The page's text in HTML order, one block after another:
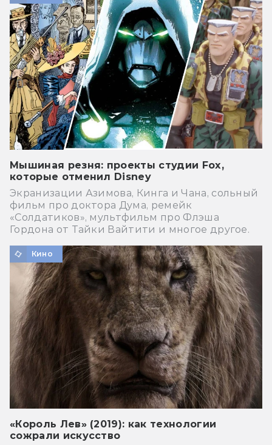
Мышиная резня: проекты студии Fox,
которые отменил Disney
Экранизации Азимова, Кинга и Чана, сольный
фильм про доктора Дума, ремейк
«Солдатиков», мультфильм про Флэша
Гордона от Тайки Вайтити и многое другое.
Кино
«Король Лев» (2019): как технологии
сожрали искусство